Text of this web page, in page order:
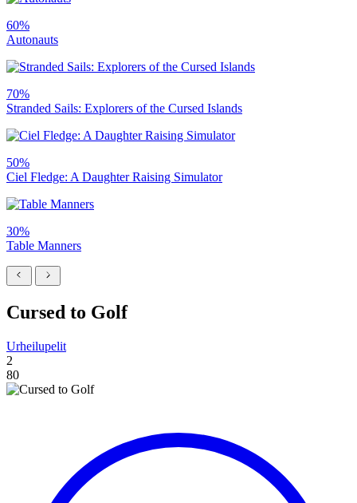
60%
Autonauts
70%
Stranded Sails: Explorers of the Cursed Islands
50%
Ciel Fledge: A Daughter Raising Simulator
30%
Table Manners
Cursed to Golf
Urheilupelit
2
80